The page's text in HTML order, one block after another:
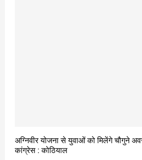
अग्निवीर योजना से युवाओं को मिलेंगे चौगुने
कांग्रेस : कोठियाल